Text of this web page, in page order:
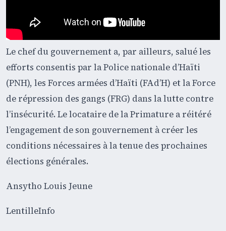
Le chef du gouvernement a, par ailleurs, salué les
efforts consentis par la Police nationale d’Haïti
(PNH), les Forces armées d’Haïti (FAd’H) et la Force
de répression des gangs (FRG) dans la lutte contre
l’insécurité. Le locataire de la Primature a réitéré
l’engagement de son gouvernement à créer les
conditions nécessaires à la tenue des prochaines
élections générales.
Ansytho Louis Jeune
LentilleInfo